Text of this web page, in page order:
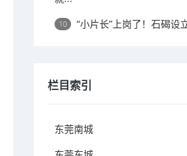
10 “小片长”上岗了！石碣设
栏目索引
东莞南城